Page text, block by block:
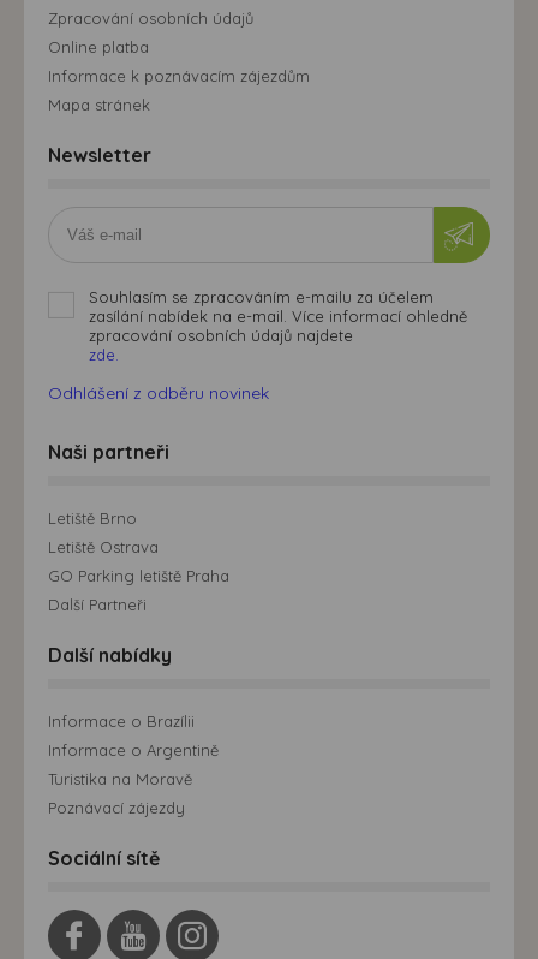
Zpracování osobních údajů
Online platba
Informace k poznávacím zájezdům
Mapa stránek
Newsletter
Souhlasím se zpracováním e-mailu za účelem
zasílání nabídek na e-mail. Více informací ohledně
zpracování osobních údajů najdete
zde.
Odhlášení z odběru novinek
Naši partneři
Letiště Brno
Letiště Ostrava
GO Parking letiště Praha
Další Partneři
Další nabídky
Informace o Brazílii
Informace o Argentině
Turistika na Moravě
Poznávací zájezdy
Sociální sítě